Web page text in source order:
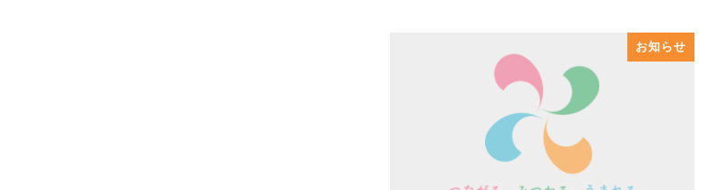
お知らせ